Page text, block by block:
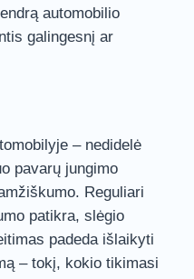
automobilio
galingesnį ar
– nedidelė
pavarų jungimo
Reguliari
patikra, slėgio
padeda išlaikyti
– tokį, kokio tikimasi